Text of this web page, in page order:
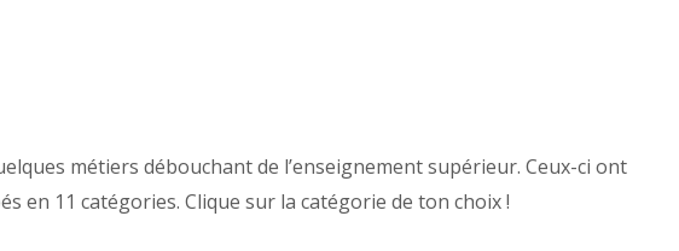
métiers débouchant de l’enseignement supérieur. Ceux-ci ont
en 11 catégories. Clique sur la catégorie de ton choix !